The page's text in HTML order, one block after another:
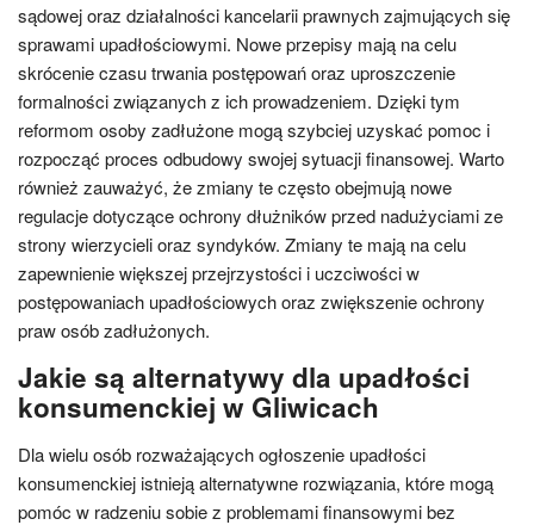
sądowej oraz działalności kancelarii prawnych zajmujących się
sprawami upadłościowymi. Nowe przepisy mają na celu
skrócenie czasu trwania postępowań oraz uproszczenie
formalności związanych z ich prowadzeniem. Dzięki tym
reformom osoby zadłużone mogą szybciej uzyskać pomoc i
rozpocząć proces odbudowy swojej sytuacji finansowej. Warto
również zauważyć, że zmiany te często obejmują nowe
regulacje dotyczące ochrony dłużników przed nadużyciami ze
strony wierzycieli oraz syndyków. Zmiany te mają na celu
zapewnienie większej przejrzystości i uczciwości w
postępowaniach upadłościowych oraz zwiększenie ochrony
praw osób zadłużonych.
Jakie są alternatywy dla upadłości
konsumenckiej w Gliwicach
Dla wielu osób rozważających ogłoszenie upadłości
konsumenckiej istnieją alternatywne rozwiązania, które mogą
pomóc w radzeniu sobie z problemami finansowymi bez